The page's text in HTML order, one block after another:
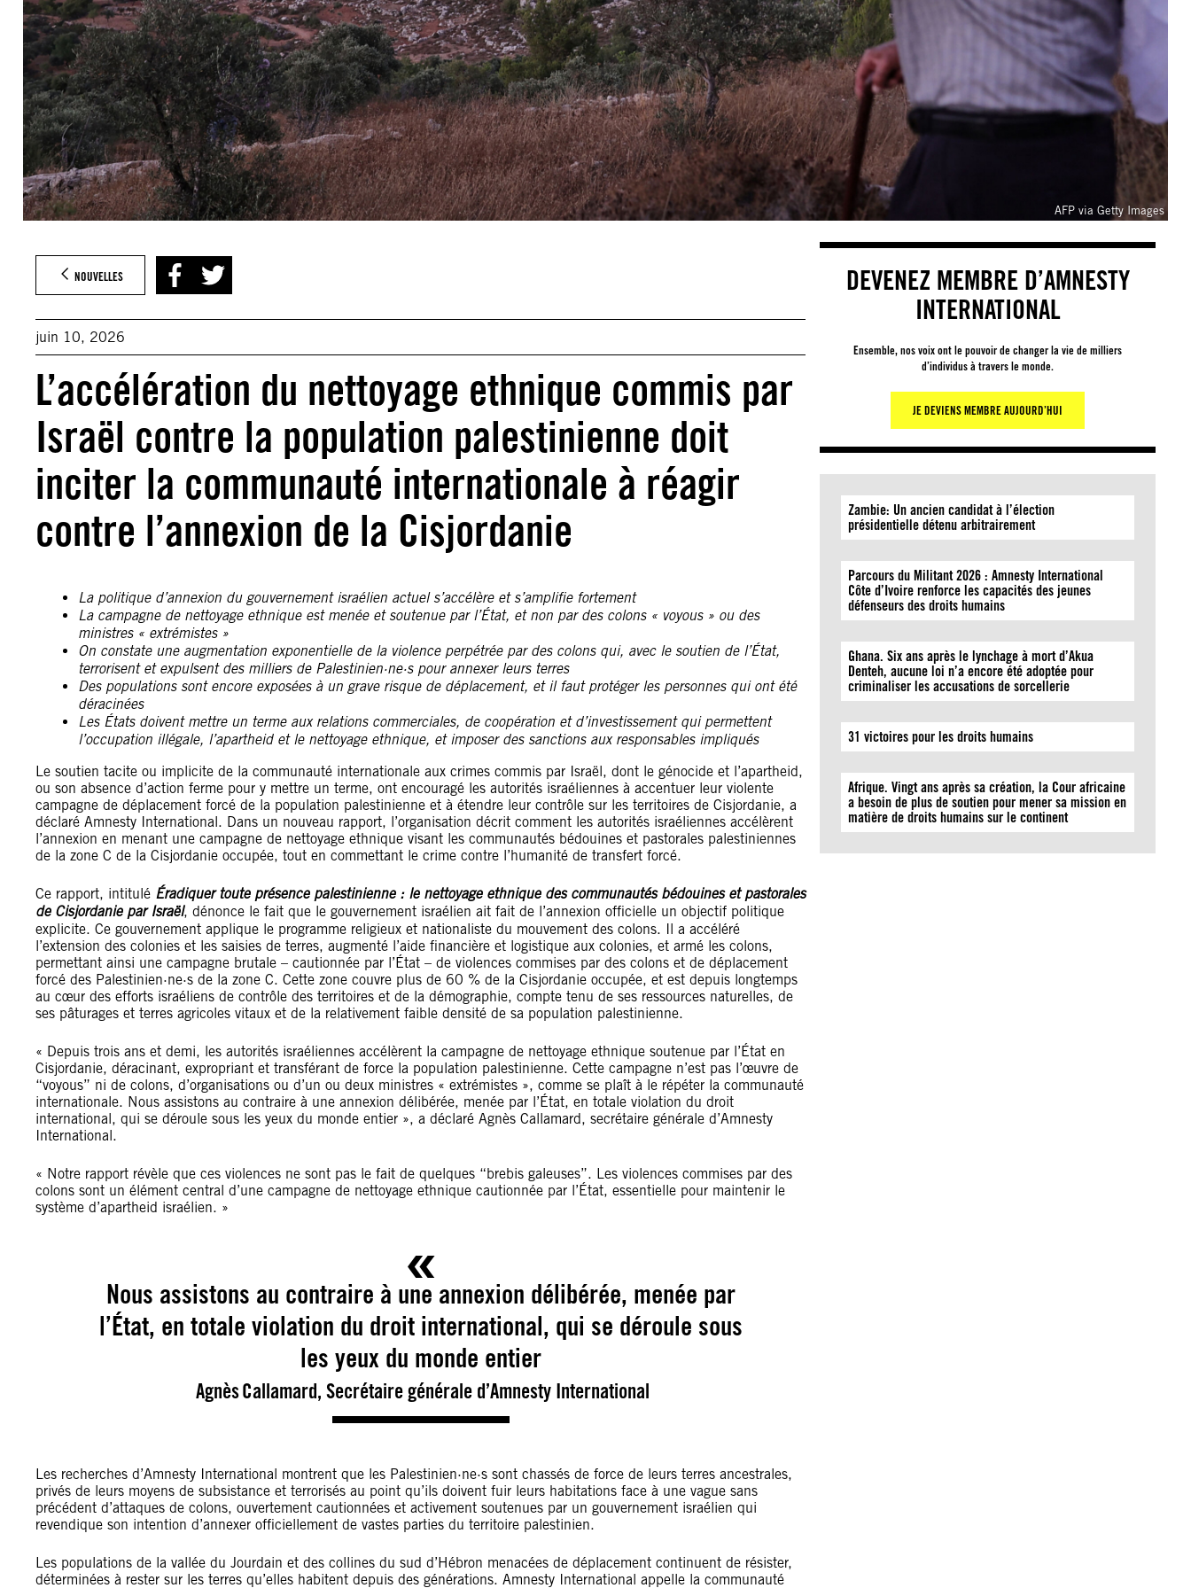
AFP via Getty Images
NOUVELLES
juin 10, 2026
L’accélération du nettoyage ethnique commis par
Israël contre la population palestinienne doit
inciter la communauté internationale à réagir
contre l’annexion de la Cisjordanie
La politique d’annexion du gouvernement israélien actuel s’accélère et s’amplifie fortement
La campagne de nettoyage ethnique est menée et soutenue par l’État, et non par des colons « voyous » ou des
ministres « extrémistes »
On constate une augmentation exponentielle de la violence perpétrée par des colons qui, avec le soutien de l’État,
terrorisent et expulsent des milliers de Palestinien·ne·s pour annexer leurs terres
Des populations sont encore exposées à un grave risque de déplacement, et il faut protéger les personnes qui ont été
déracinées
Les États doivent mettre un terme aux relations commerciales, de coopération et d’investissement qui permettent
l’occupation illégale, l’apartheid et le nettoyage ethnique, et imposer des sanctions aux responsables impliqués
Le soutien tacite ou implicite de la communauté internationale aux crimes commis par Israël, dont le génocide et l’apartheid,
ou son absence d’action ferme pour y mettre un terme, ont encouragé les autorités israéliennes à accentuer leur violente
campagne de déplacement forcé de la population palestinienne et à étendre leur contrôle sur les territoires de Cisjordanie, a
déclaré Amnesty International. Dans un nouveau rapport, l’organisation décrit comment les autorités israéliennes accélèrent
l’annexion en menant une campagne de nettoyage ethnique visant les communautés bédouines et pastorales palestiniennes
de la zone C de la Cisjordanie occupée, tout en commettant le crime contre l’humanité de transfert forcé.
Ce rapport, intitulé Éradiquer toute présence palestinienne : le nettoyage ethnique des communautés bédouines et pastorales
de Cisjordanie par Israël, dénonce le fait que le gouvernement israélien ait fait de l’annexion officielle un objectif politique
explicite. Ce gouvernement applique le programme religieux et nationaliste du mouvement des colons. Il a accéléré
l’extension des colonies et les saisies de terres, augmenté l’aide financière et logistique aux colonies, et armé les colons,
permettant ainsi une campagne brutale – cautionnée par l’État – de violences commises par des colons et de déplacement
forcé des Palestinien·ne·s de la zone C. Cette zone couvre plus de 60 % de la Cisjordanie occupée, et est depuis longtemps
au cœur des efforts israéliens de contrôle des territoires et de la démographie, compte tenu de ses ressources naturelles, de
ses pâturages et terres agricoles vitaux et de la relativement faible densité de sa population palestinienne.
« Depuis trois ans et demi, les autorités israéliennes accélèrent la campagne de nettoyage ethnique soutenue par l’État en
Cisjordanie, déracinant, expropriant et transférant de force la population palestinienne. Cette campagne n’est pas l’œuvre de
“voyous” ni de colons, d’organisations ou d’un ou deux ministres « extrémistes », comme se plaît à le répéter la communauté
internationale. Nous assistons au contraire à une annexion délibérée, menée par l’État, en totale violation du droit
international, qui se déroule sous les yeux du monde entier », a déclaré Agnès Callamard, secrétaire générale d’Amnesty
International.
« Notre rapport révèle que ces violences ne sont pas le fait de quelques “brebis galeuses”. Les violences commises par des
colons sont un élément central d’une campagne de nettoyage ethnique cautionnée par l’État, essentielle pour maintenir le
système d’apartheid israélien. »
Nous assistons au contraire à une annexion délibérée, menée par
l’État, en totale violation du droit international, qui se déroule sous
les yeux du monde entier
Agnès Callamard, Secrétaire générale d’Amnesty International
Les recherches d’Amnesty International montrent que les Palestinien·ne·s sont chassés de force de leurs terres ancestrales,
privés de leurs moyens de subsistance et terrorisés au point qu’ils doivent fuir leurs habitations face à une vague sans
précédent d’attaques de colons, ouvertement cautionnées et activement soutenues par un gouvernement israélien qui
revendique son intention d’annexer officiellement de vastes parties du territoire palestinien.
Les populations de la vallée du Jourdain et des collines du sud d’Hébron menacées de déplacement continuent de résister,
déterminées à rester sur les terres qu’elles habitent depuis des générations. Amnesty International appelle la communauté
DEVENEZ MEMBRE D’AMNESTY
INTERNATIONAL
Ensemble, nos voix ont le pouvoir de changer la vie de milliers
d’individus à travers le monde.
JE DEVIENS MEMBRE AUJOURD’HUI
Zambie: Un ancien candidat à l’élection
présidentielle détenu arbitrairement
Parcours du Militant 2026 : Amnesty International
Côte d’Ivoire renforce les capacités des jeunes
défenseurs des droits humains
Ghana. Six ans après le lynchage à mort d’Akua
Denteh, aucune loi n’a encore été adoptée pour
criminaliser les accusations de sorcellerie
31 victoires pour les droits humains
Afrique. Vingt ans après sa création, la Cour africaine
a besoin de plus de soutien pour mener sa mission en
matière de droits humains sur le continent